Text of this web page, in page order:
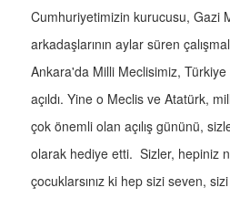
Cumhuriyetimizin kurucusu, Gazi
arkadaşlarının aylar süren
Ankara'da Milli Meclisimiz,
açıldı. Yine o Meclis ve Atatürk,
çok önemli olan açılış gününü,
olarak hediye etti. Sizler, hepiniz
çocuklarsınız ki hep sizi seven,